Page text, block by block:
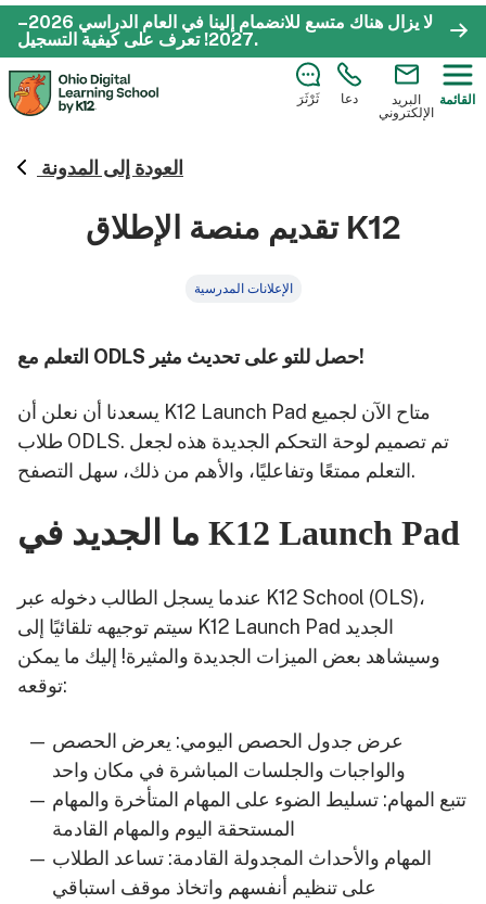
لا يزال هناك متسع للانضمام إلينا في العام الدراسي 2026–
2027! تعرف على كيفية التسجيل .
ثَرْثَرَ دعا
البريد
الإلكتروني
القائمة
العودة إلى المدونة
تقديم منصة الإطلاق K12
الإعلانات المدرسية
التعلم مع ODLS حصل للتو على تحديث مثير!
يسعدنا أن نعلن أن K12 Launch Pad متاح الآن لجميع
طلاب ODLS. تم تصميم لوحة التحكم الجديدة هذه لجعل
التعلم ممتعًا وتفاعليًا، والأهم من ذلك، سهل التصفح.
ما الجديد في K12 Launch Pad
عندما يسجل الطالب دخوله عبر K12 School (OLS)،
سيتم توجيهه تلقائيًا إلى K12 Launch Pad الجديد
وسيشاهد بعض الميزات الجديدة والمثيرة! إليك ما يمكن
توقعه:
عرض جدول الحصص اليومي: يعرض الحصص
تتبع المهام: تسليط الضوء على المهام المتأخرة والمهام
المهام والأحداث المجدولة القادمة: تساعد الطلاب